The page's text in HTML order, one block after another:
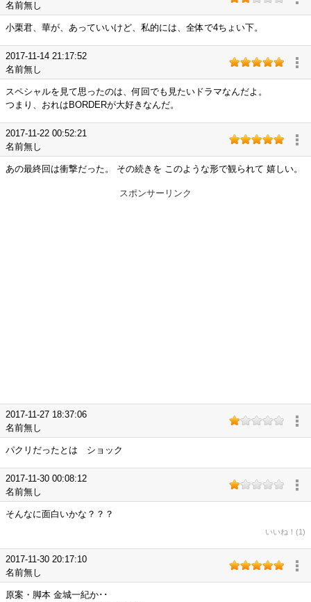
名前無し
小栗君、華が、あっていいけど、私的には、全体で4ちょい下。
2017-11-14 21:17:52
名前無し
スペシャルを見て思ったのは、何回でも見たいドラマなんだよ。
つまり、おれはBORDERが大好きなんだ。
2017-11-22 00:52:21
名前無し
あの最終回は衝撃だった。 その続きを このような形で観られて 嬉しい。
スポンサーリンク
2017-11-27 18:37:06
名前無し
パクリだったとは ショック
2017-11-30 00:08:12
名前無し
そんなに面白いかな？？？
いいね！(1)
2017-11-30 20:17:10
名前無し
原案・脚本 金城一紀か･･